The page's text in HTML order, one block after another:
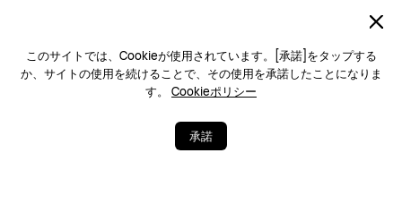
このサイトでは、Cookieが使用されています。[承諾]をタップする
か、サイトの使用を続けることで、その使用を承諾したことになりま
す。 Cookieポリシー
承諾